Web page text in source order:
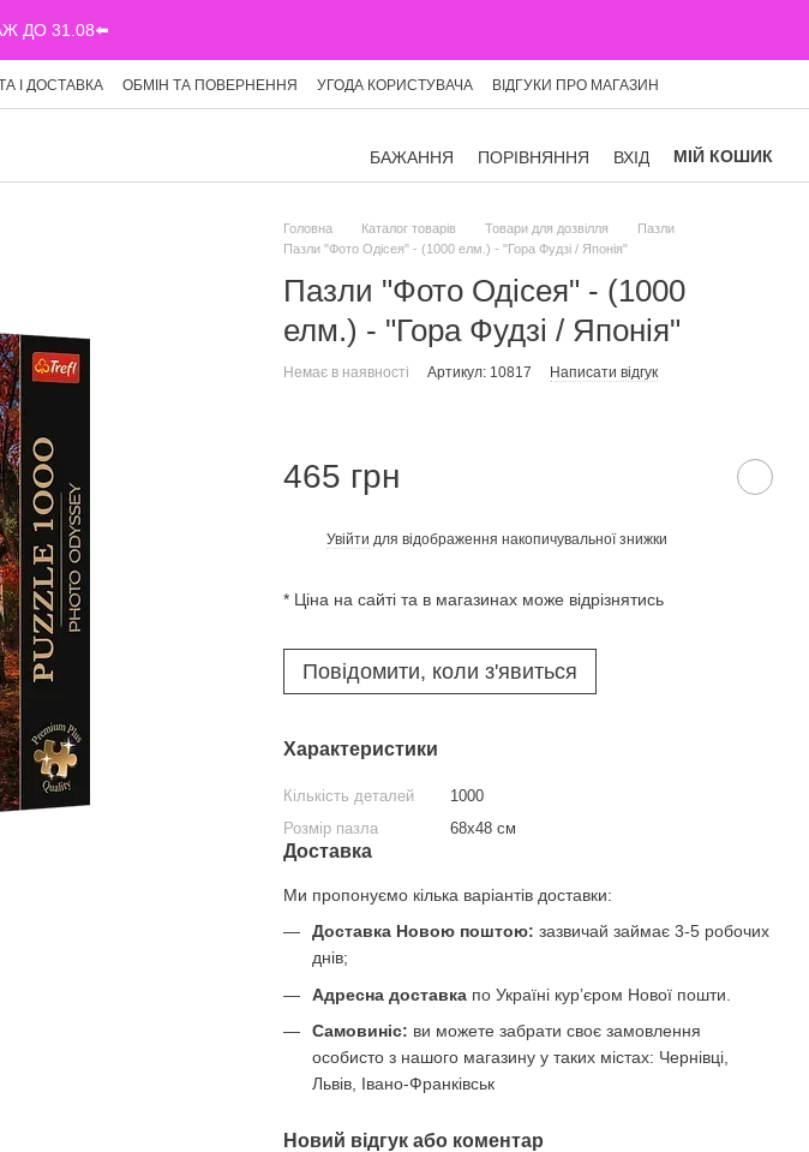
ДО 31.08⬅️
І ДОСТАВКА ОБМІН ТА ПОВЕРНЕННЯ УГОДА КОРИСТУВАЧА
ВІДГУКИ ПРО МАГАЗИН
БАЖАННЯ ПОРІВНЯННЯ ВХІД МІЙ КОШИК
Головна Каталог товарів Товари для дозвілля
Пазли
Пазли "Фото Одісея" - (1000 елм.) - "Гора Фудзі / Японія"
Пазли "Фото Одісея" - (1000
елм.) - "Гора Фудзі / Японія"
Немає в наявності Артикул: 10817 Написати відгук
465 грн
Увійти для відображення накопичувальної знижки
* Ціна на сайті та в магазинах може відрізнятись
Повідомити, коли з'явиться
Характеристики
Кількість деталей
1000
Розмір пазла
68х48 см
Доставка
Ми пропонуємо кілька варіантів доставки:
Доставка Новою поштою: зазвичай займає 3-5 робочих
днів;
Адресна доставка по Україні курʼєром Нової пошти.
Самовиніс: ви можете забрати своє замовлення
особисто з нашого магазину у таких містах: Чернівці,
Львів, Івано-Франківськ
Новий відгук або коментар